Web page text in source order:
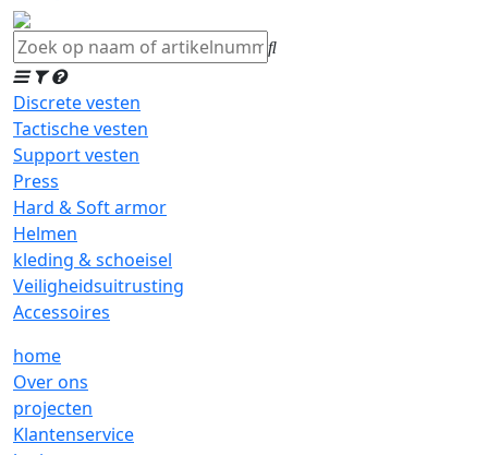
Discrete vesten
Tactische vesten
Support vesten
Press
Hard & Soft armor
Helmen
kleding & schoeisel
Veiligheidsuitrusting
Accessoires
home
Over ons
projecten
Klantenservice